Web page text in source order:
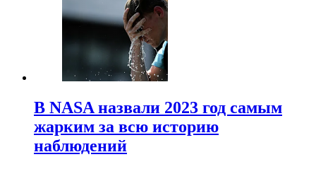
В NASA назвали 2023 год самым
жарким за всю историю
наблюдений